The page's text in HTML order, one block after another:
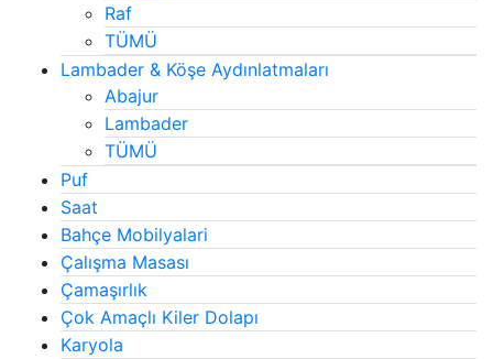
Raf
TÜMÜ
Lambader & Köşe Aydınlatmaları
Abajur
Lambader
TÜMÜ
Puf
Saat
Bahçe Mobilyalari
Çalışma Masası
Çamaşırlık
Çok Amaçlı Kiler Dolapı
Karyola